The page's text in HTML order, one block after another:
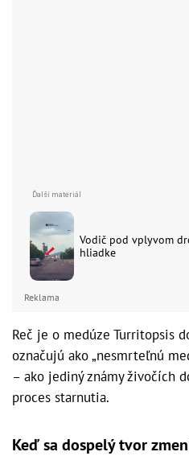
Vodič pod vplyvom
hliadke
Reklama
Reč je o medúze Turritopsis
označujú ako „nesmrteľnú
– ako jediný známy živočích
proces starnutia.
Keď sa dospelý tvor